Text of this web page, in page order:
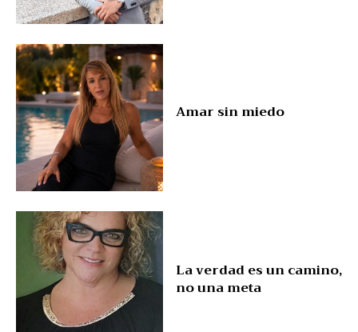
Amar sin miedo
La verdad es un camino,
no una meta